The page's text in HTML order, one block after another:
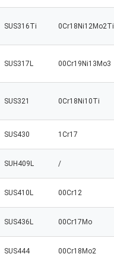
SUS316Ti 0Cr18Ni12Mo2Ti
SUS317L 00Cr19Ni13Mo3
SUS321 0Cr18Ni10Ti
SUS430 1Cr17
SUH409L /
SUS410L 00Cr12
SUS436L 00Cr17Mo
SUS444 00Cr18Mo2